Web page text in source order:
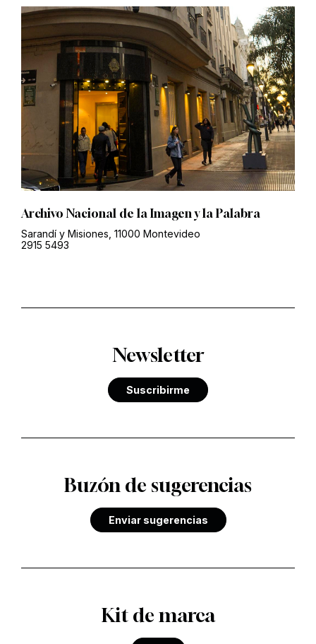
Archivo Nacional de la Imagen y la Palabra
Sarandí y Misiones, 11000 Montevideo
2915 5493
Newsletter
Suscribirme
Buzón de sugerencias
Enviar sugerencias
Kit de marca